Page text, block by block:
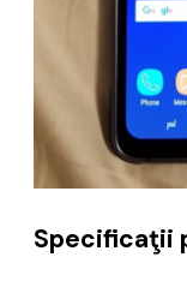
Specificaţii